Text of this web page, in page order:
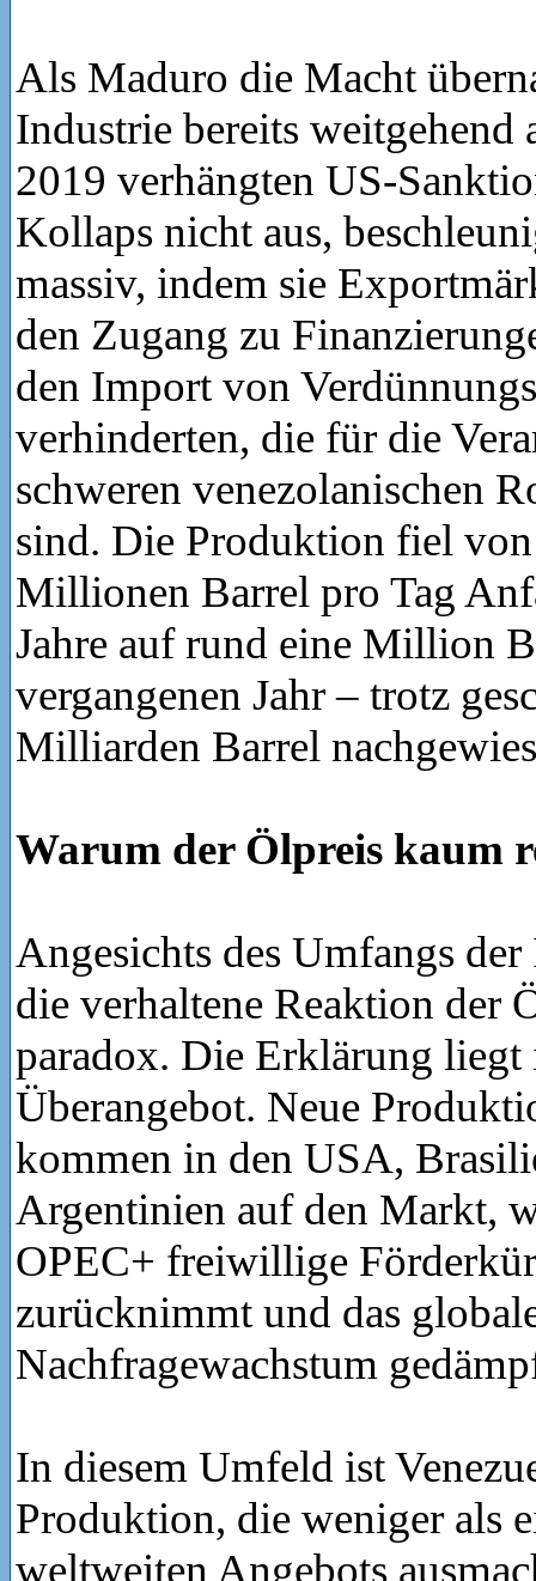
Als Maduro die Macht
Industrie bereits weitgehend
2019 verhängten US-
Kollaps nicht aus,
massiv, indem sie
den Zugang zu
den Import von
verhinderten, die für die
schweren venezolanischen
sind. Die Produktion fiel
Millionen Barrel pro Tag
Jahre auf rund eine Million
vergangenen Jahr – trotz
Milliarden Barrel
Warum der Ölpreis kaum
Angesichts des Umfangs
die verhaltene Reaktion der
paradox. Die Erklärung liegt
Überangebot. Neue
kommen in den USA,
Argentinien auf den Markt,
OPEC+ freiwillige
zurücknimmt und das
Nachfragewachstum
In diesem Umfeld ist
Produktion, die weniger als
weltweiten Angebots